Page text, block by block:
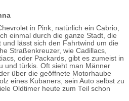
in Pink, natürlich ein Cabrio,
einmal durch die ganze Stadt, die
lässt sich den Fahrtwind um die
Straßenkreuzer, wie Cadillacs,
oder Packards, gibt es zumeist in
und türkis. Oft sieht man Männer
über die geöffnete Motorhaube
eines Kubaners, sein Auto selbst zu
Oldtimer heute zum Teil schon